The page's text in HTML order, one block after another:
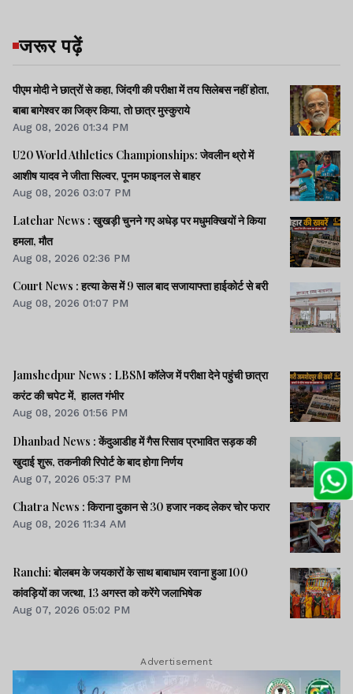
जरूर पढ़ें
पीएम मोदी ने छात्रों से कहा, जिंदगी की परीक्षा में तय सिलेबस नहीं होता,
बाबा बागेश्वर का जिक्र किया, तो छात्र मुस्कुराये
Aug 08, 2026 01:34 PM
U20 World Athletics Championships: जेवलीन थ्रो में
आशीष यादव ने जीता सिल्वर, पूनम फाइनल से बाहर
Aug 08, 2026 03:07 PM
Latehar News : खुखड़ी चुनने गए अधेड़ पर मधुमक्खियों ने किया
हमला, मौत
Aug 08, 2026 02:36 PM
Court News : हत्या केस में 9 साल बाद सजायाफ्ता हाईकोर्ट से बरी
Aug 08, 2026 01:07 PM
Jamshedpur News : LBSM कॉलेज में परीक्षा देने पहुंची छात्रा
करंट की चपेट में, हालत गंभीर
Aug 08, 2026 01:56 PM
Dhanbad News : केंदुआडीह में गैस रिसाव प्रभावित सड़क की
खुदाई शुरू, तकनीकी रिपोर्ट के बाद होगा निर्णय
Aug 07, 2026 05:37 PM
Chatra News : किराना दुकान से 30 हजार नकद लेकर चोर फरार
Aug 08, 2026 11:34 AM
Ranchi: बोलबम के जयकारों के साथ बाबाधाम रवाना हुआ 100
कांवड़ियों का जत्था, 13 अगस्त को करेंगे जलाभिषेक
Aug 07, 2026 05:02 PM
Advertisement